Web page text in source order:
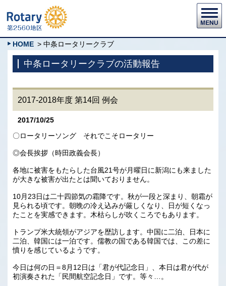
HOME > 中条ロータリークラブ
中条ロータリークラブの活動報告
2017-2018年度 第14回 例会
2017/10/25
〇ロータリーソング それでこそロータリー
◎会長挨拶（時田政義会長）
各地に被害をもたらした台風21号が月曜日に新潟にも来ました
が大きな被害が出たとは聞いておりません。
10月23日は二十四節気の霜降です。秋が一段と深まり、朝霜が
見られる頃です。朝晩の冷え込みが厳しくなり、日が短くなっ
たことを実感できます。木枯らしが吹くころでもあります。
トランプ米大統領がアジアを歴訪します。中国に二泊、日本に
二泊、韓国には一泊です。儒教の国である韓国では、この差に
憤りを感じているようです。
今日は何の日＝8月12日は「君が代記念日」、本日は君が代が
初演奏された「民間航空記念日」です。等々…。